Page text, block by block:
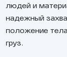
людей и
надежный
положение
груз.